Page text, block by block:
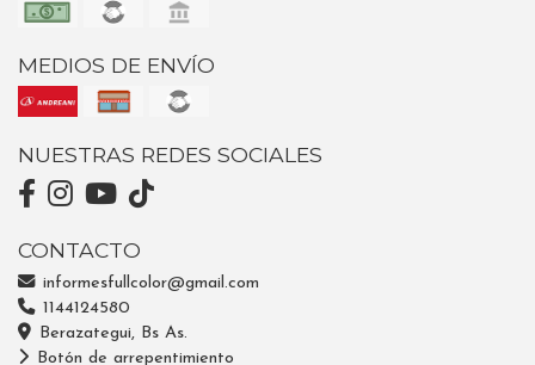
MEDIOS DE ENVÍO
NUESTRAS REDES SOCIALES
CONTACTO
informesfullcolor@gmail.com
1144124580
Berazategui, Bs As.
Botón de arrepentimiento